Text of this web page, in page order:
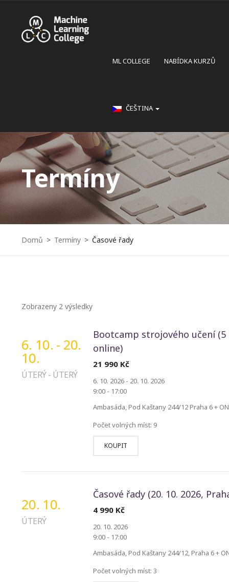
ML COLLEGE NABÍDKA KURZŮ
ČEŠTINA
Termíny
Domů Termíny Časové řady
Zobrazeny 2 výsledky
6. 10. - 20.
10.
ÚTERÝ - ÚTERÝ
Bootcamp strojového učení (5
online)
21 990 Kč
6. 10. 2026 - 20. 10. 2026
9:00 - 17:00
Ambasáda, Pod Kaštany 244/12 Praha 6 +
Počet volných míst: 9
KOUPIT
20. 10.
ÚTERÝ
Časové řady (20. 10. 2026,
4 990 Kč
20. 10. 2026
9:00 - 17:00
Ambasáda, Pod Kaštany 244/12, Praha 6 +
Počet volných míst: 3